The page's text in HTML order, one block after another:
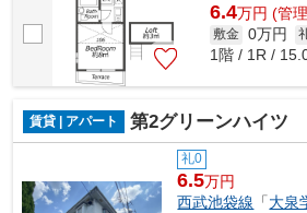
6.4万円 (管
敷金 0万円
1階 / 1R /
賃貸 | アパート 第2グリーンハイツ
礼0
6.5万円
西武池袋線 「大泉